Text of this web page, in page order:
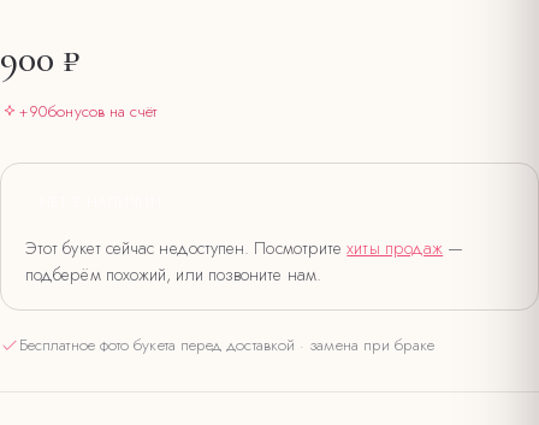
900 ₽
+90бонусов на счёт
Этот букет сейчас недоступен. Посмотритехиты продаж —
подберём похожий, или позвоните нам.
Бесплатное фото букета перед доставкой · замена при браке